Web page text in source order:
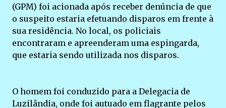
(GPM) foi acionada após receber denúncia de que
o suspeito estaria efetuando disparos em frente à
sua residência. No local, os policiais
encontraram e apreenderam uma espingarda,
que estaria sendo utilizada nos disparos.
O homem foi conduzido para a Delegacia de
Luzilândia, onde foi autuado em flagrante pelos